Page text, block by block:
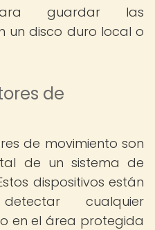
guardar las
un disco duro local o
de
de movimiento son
de un sistema de
dispositivos están
cualquier
en el área protegida